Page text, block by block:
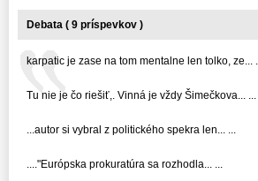
Debata ( 9 príspevkov )
karpatic je zase na tom mentalne len tolko, ze... ...
Tu nie je čo riešiť,. Vinná je vždy Šimečkova... ...
...autor si vybral z politického spekra len... ...
...."Európska prokuratúra sa rozhodla... ...